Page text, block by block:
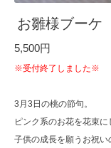
お雛様ブーケ
5,500円
※受付終了しました※
3月3日の桃の節句。
ピンク系のお花を花束に
子供の成長を願うお祝い